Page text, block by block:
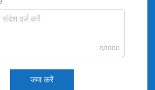
0/1000
जमा करें